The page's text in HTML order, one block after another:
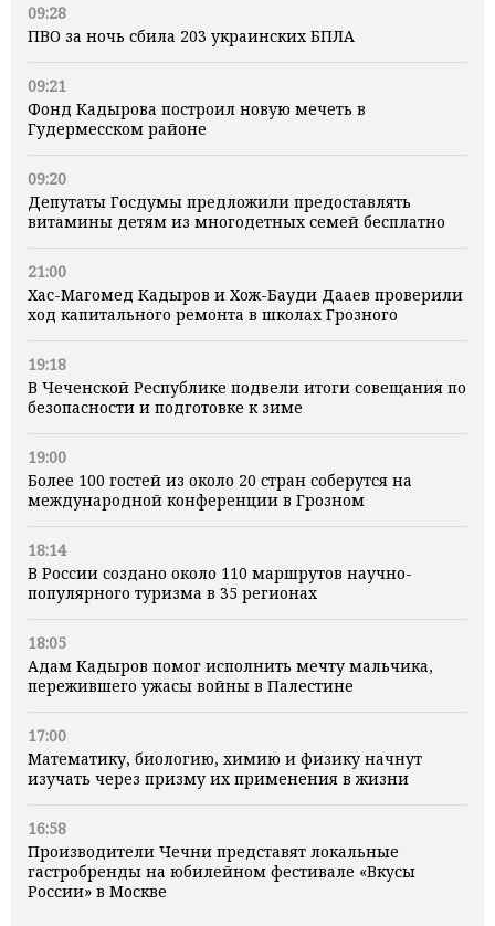
09:28
ПВО за ночь сбила 203 украинских БПЛА
09:21
Фонд Кадырова построил новую мечеть в
Гудермесском районе
09:20
Депутаты Госдумы предложили предоставлять
витамины детям из многодетных семей бесплатно
21:00
Хас-Магомед Кадыров и Хож-Бауди Дааев проверили
ход капитального ремонта в школах Грозного
19:18
В Чеченской Республике подвели итоги совещания по
безопасности и подготовке к зиме
19:00
Более 100 гостей из около 20 стран соберутся на
международной конференции в Грозном
18:14
В России создано около 110 маршрутов научно-
популярного туризма в 35 регионах
18:05
Адам Кадыров помог исполнить мечту мальчика,
пережившего ужасы войны в Палестине
17:00
Математику, биологию, химию и физику начнут
изучать через призму их применения в жизни
16:58
Производители Чечни представят локальные
гастробренды на юбилейном фестивале «Вкусы
России» в Москве